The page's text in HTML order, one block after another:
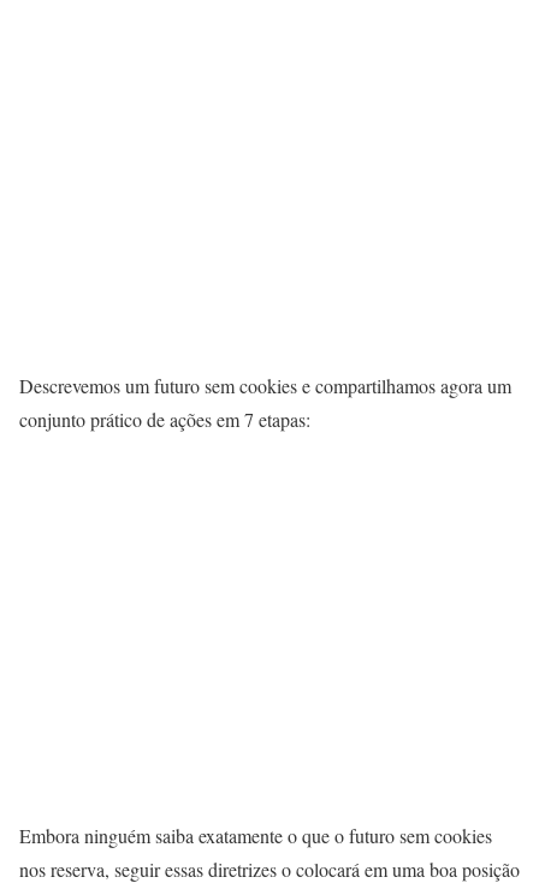
Descrevemos um futuro sem cookies e compartilhamos agora um
conjunto prático de ações em 7 etapas:
Embora ninguém saiba exatamente o que o futuro sem cookies
nos reserva, seguir essas diretrizes o colocará em uma boa posição